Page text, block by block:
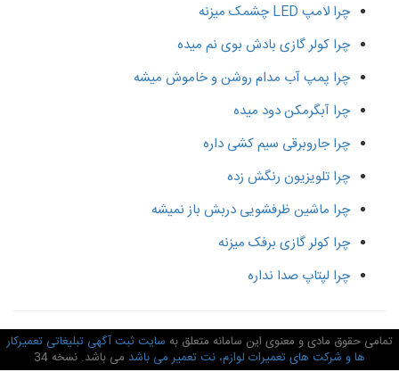
چرا لامپ LED چشمک میزنه
چرا کولر گازی بادش بوی نم میده
چرا پمپ آب مدام روشن و خاموش میشه
چرا آبگرمکن دود میده
چرا جاروبرقی سیم کشی داره
چرا تلویزیون رنگش زده
چرا ماشین ظرفشویی دربش باز نمیشه
چرا کولر گازی برفک میزنه
چرا لپتاپ صدا نداره
حقوق مادی و معنوی این سامانه متعلق به سایت ثبت آگهی تبلیغاتی تعمیرکار
ها و شرکت های تعمیرات لوازم، نت تعمیر می باشدمی باشد. نسخه 34